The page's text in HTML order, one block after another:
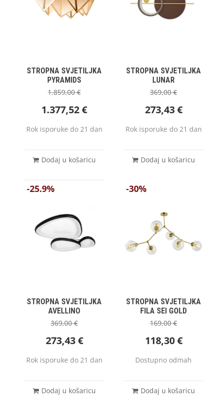
STROPNA SVJETILJKA
PYRAMIDS
1.859,00€
1.377,52€
Rok isporuke do 21 dan
Dodaj u košaricu
STROPNA SVJETILJKA
LUNAR
369,00€
273,43€
Rok isporuke do 21 dan
Dodaj u košaricu
-25.9%
STROPNA SVJETILJKA
AVELLINO
369,00€
273,43€
Rok isporuke do 21 dan
Dodaj u košaricu
-30%
STROPNA SVJETILJKA
FILA SEI GOLD
169,00€
118,30€
Dostupno odmah
Dodaj u košaricu